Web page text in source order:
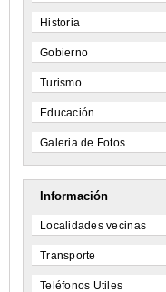
Historia
Gobierno
Turismo
Educación
Galeria de Fotos
Información
Localidades vecinas
Transporte
Teléfonos Utiles